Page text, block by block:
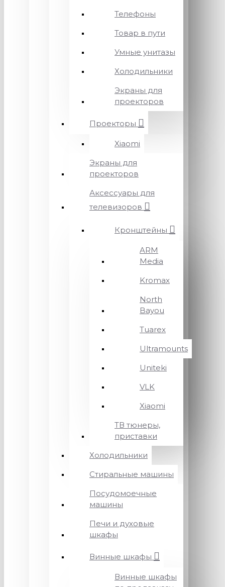
Телефоны
Товар в пути
Умные унитазы
Холодильники
Экраны для
проекторов
Проекторы
Xiaomi
Экраны для
проекторов
Аксессуары для
телевизоров
Кронштейны
ARM
Media
Kromax
North
Bayou
Tuarex
Ultramounts
Uniteki
VLK
Xiaomi
ТВ тюнеры,
приставки
Холодильники
Стиральные машины
Посудомоечные
машины
Печи и духовые
шкафы
Винные шкафы
Винные шкафы